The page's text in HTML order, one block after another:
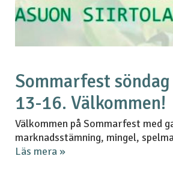
Sommarfest
13-16. Välkommen!
Välkommen på Sommarfest med
marknadsstämning, mingel,
Läs mera »